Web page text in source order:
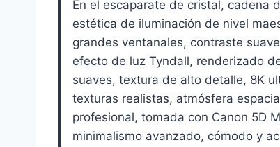
En el escaparate de cristal, cadena
estética de iluminación de nivel
grandes ventanales, contraste
efecto de luz Tyndall, renderizado
suaves, textura de alto detalle, 8K
texturas realistas, atmósfera
profesional, tomada con Canon 5D
minimalismo avanzado, cómodo y